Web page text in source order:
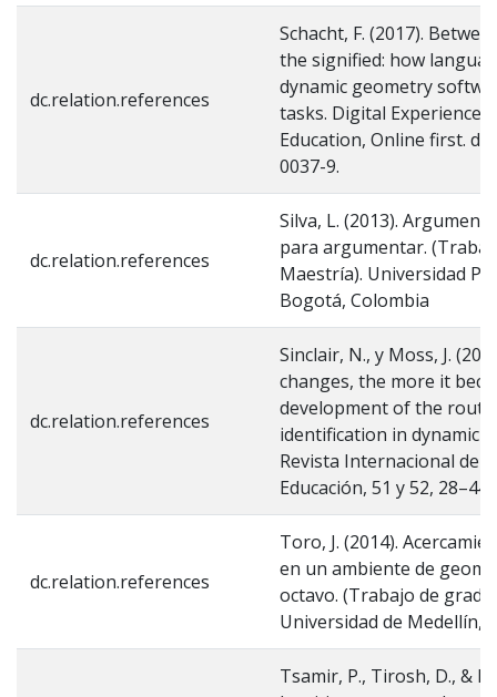
dc.relation.references
Schacht, F. (2017).
the signified: how
dynamic geometry
tasks. Digital
Education, Online first.
0037-9.
dc.relation.references
Silva, L. (2013).
para argumentar.
Maestría). Universidad
Bogotá, Colombia
dc.relation.references
Sinclair, N., y Moss, J.
changes, the more it
development of the
identification in dynamic
Revista Internacional de
Educación, 51 y 52, 28–44.
dc.relation.references
Toro, J. (2014).
en un ambiente de
octavo. (Trabajo de
Universidad de Medellín,
Tsamir, P., Tirosh, D., &